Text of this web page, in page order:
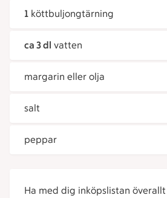
1 köttbuljongtärning
ca 3 dl vatten
margarin eller olja
salt
peppar
Ha med dig inköpslistan